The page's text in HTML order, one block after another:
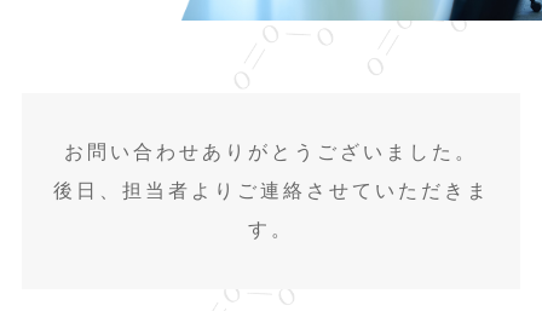
お問い合わせありがとうございました。
後日、担当者よりご連絡させていただきま
す。